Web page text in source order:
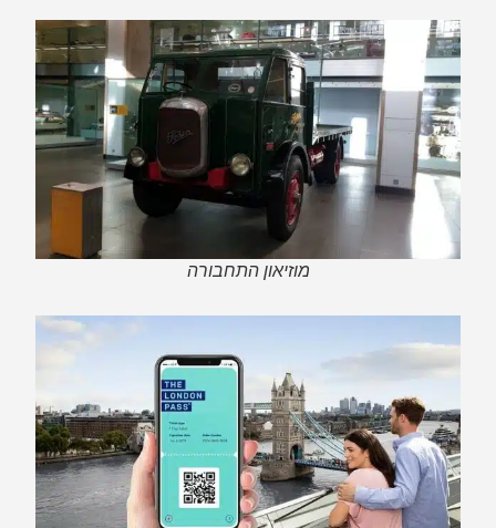
מוזיאון התחבורה